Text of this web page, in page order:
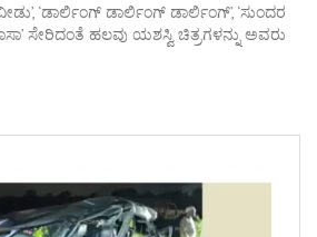
‘ಡಾರ್ಲಿಂಗ್ ಡಾರ್ಲಿಂಗ್ ಡಾರ್ಲಿಂಗ್’, ‘ಸುಂದರ
ಸೇರಿದಂತೆ ಹಲವು ಯಶಸ್ವಿ ಚಿತ್ರಗಳನ್ನು ಅವರು